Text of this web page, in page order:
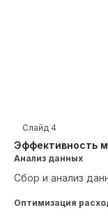
Эффективность
Слайд 4
Анализ данных
Сбор и анализ
Оптимизация